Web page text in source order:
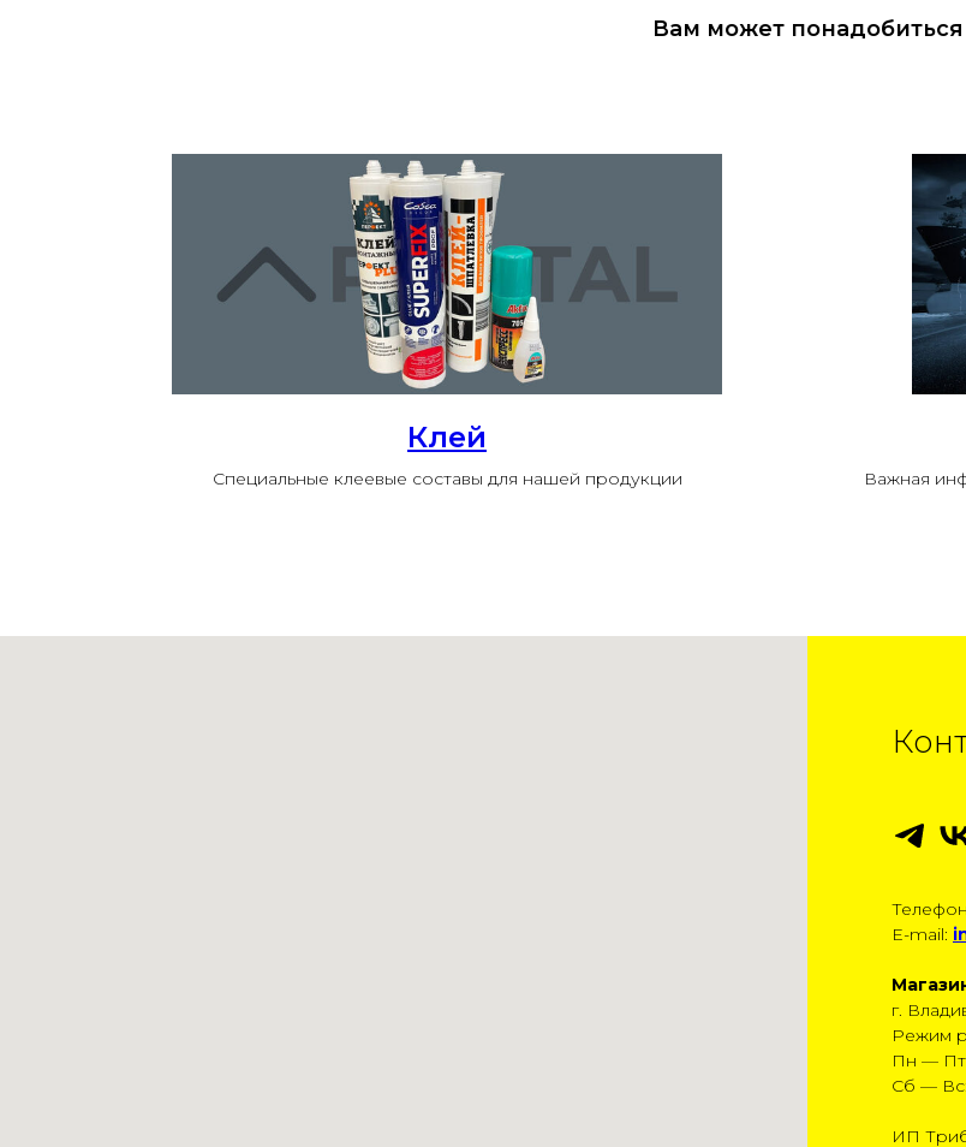
Вам может понадобиться
Клей
Специальные клеевые составы для нашей продукции Важная
E-mail:
г.
Режим
Пн — Пт:
Сб — Вс:
ИП